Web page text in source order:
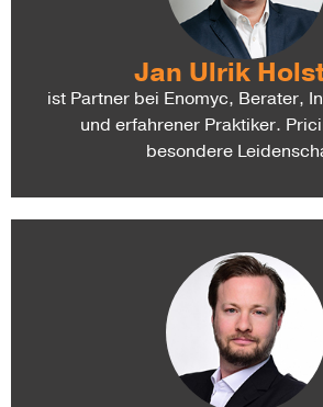
Jan Ulrik
ist Partner bei Enomyc, Berater,
und erfahrener Praktiker.
besondere